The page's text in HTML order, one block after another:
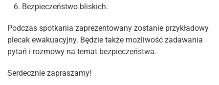
Bezpieczeństwo bliskich.
Podczas spotkania zaprezentowany zostanie przykładowy
plecak ewakuacyjny. Będzie także możliwość zadawania
pytań i rozmowy na temat bezpieczeństwa.
Serdecznie zapraszamy!